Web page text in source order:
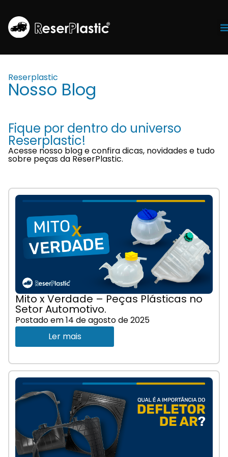
Reserplastic
Nosso Blog
Fique por dentro do universo
Reserplastic!
Acesse nosso blog e confira dicas, novidades e tudo
sobre peças da ReserPlastic.
Mito x Verdade – Peças Plásticas no
Setor Automotivo.
Postado em14 de agosto de 2025
Ler mais